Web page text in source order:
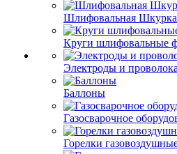
Шлифовальная
Круги шлифовальные
Электроды и проволока
Баллоны
Газосварочное
Горелки